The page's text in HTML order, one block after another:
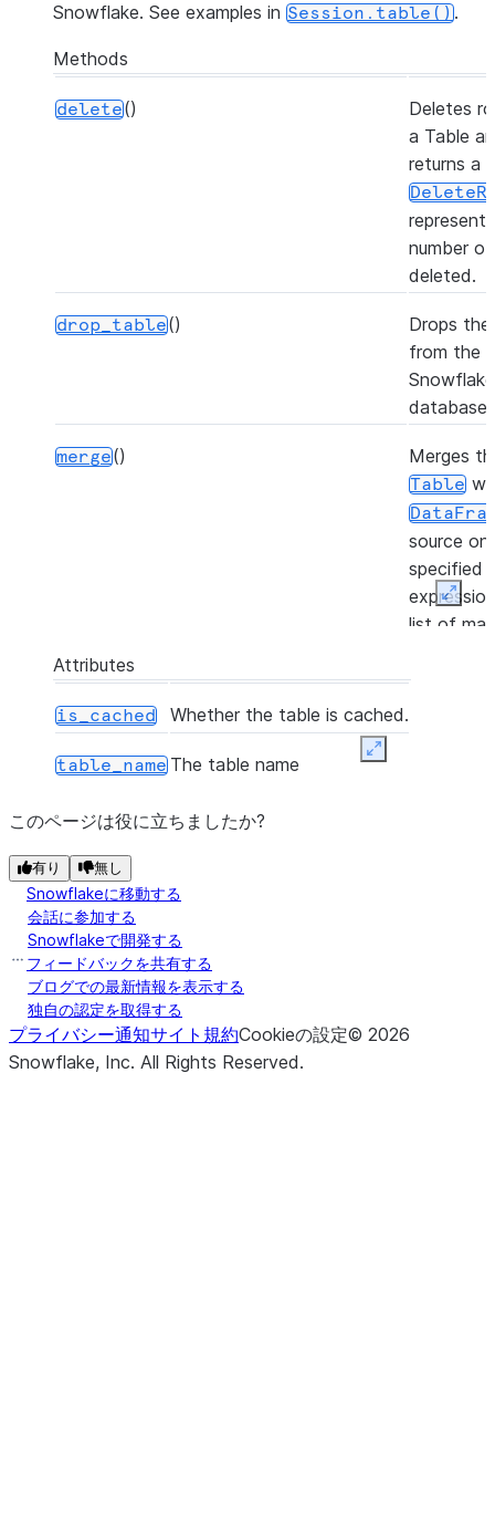
Snowflake. See examples in Session.table().
Methods
delete()
Deletes
a Table
returns a
number
deleted.
drop_table()
Drops
from the
Snowflake
database.
merge() Merges
Table
source
specified
list of
clauses,
sample([frac, n, seed, sampling_method])
Attributes
is_cached Whether the table is cached.
table_name The table name Expand
このページは役に立ちましたか?
有り 無し
Snowflakeに移動する
会話に参加する
Snowflakeで開発する
フィードバックを共有する
ブログでの最新情報を表示する
独自の認定を取得する
プライバシー通知サイト規約Cookieの設定© 2026
Snowflake, Inc. All Rights Reserved.